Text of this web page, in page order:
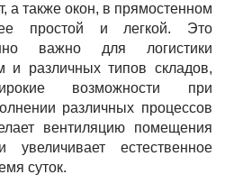
а также окон, в прямостенном
простой и легкой. Это
важно для логистики
и различных типов складов,
возможности при
различных процессов
вентиляцию помещения
естественное
суток.